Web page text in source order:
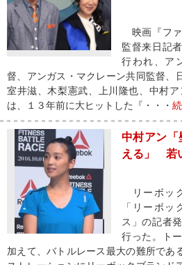
映画『フ
監督来日記
行われ、ア
督、アンガス・マクレーン共同監督、
室井滋、木梨憲武、上川隆也、中村
は、１３年前に大ヒットした『・・・
中村アン「
える」 若
リーボッ
「リーボッ
ス」の記者
行った。ト
加えて、バトルレース最大の難所であ